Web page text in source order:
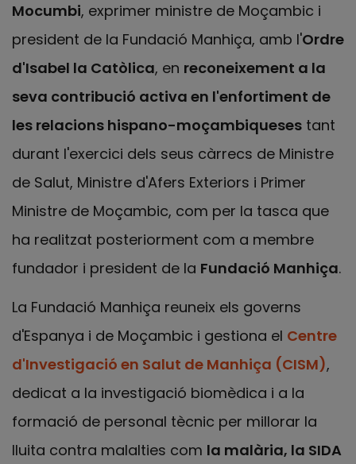
Mocumbi, exprimer ministre de Moçambic i
president de la Fundació Manhiça, amb l'Ordre
d'Isabel la Catòlica, en reconeixement a la
seva contribució activa en l'enfortiment de
les relacions hispano-moçambiqueses tant
durant l'exercici dels seus càrrecs de Ministre
de Salut, Ministre d'Afers Exteriors i Primer
Ministre de Moçambic, com per la tasca que
ha realitzat posteriorment com a membre
fundador i president de la Fundació Manhiça.
La Fundació Manhiça reuneix els governs
d'Espanya i de Moçambic i gestiona el Centre
d'Investigació en Salut de Manhiça (CISM),
dedicat a la investigació biomèdica i a la
formació de personal tècnic per millorar la
lluita contra malalties com la malària, la SIDA